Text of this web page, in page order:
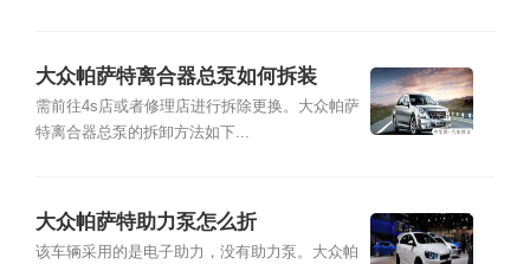
大众帕萨特离合器总泵如何拆装
需前往4s店或者修理店进行拆除更换。大众帕萨
特离合器总泵的拆卸方法如下...
大众帕萨特助力泵怎么折
该车辆采用的是电子助力，没有助力泵。大众帕